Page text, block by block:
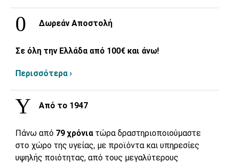
Δωρεάν Αποστολή
Σε όλη την Ελλάδα από 100€ και άνω!
Περισσότερα ›
Από το 1947
Πάνω από 79 χρόνια τώρα δραστηριοποιούμαστε
στο χώρο της υγείας, με προϊόντα και υπηρεσίες
υψηλής ποιότητας, από τους μεγαλύτερους